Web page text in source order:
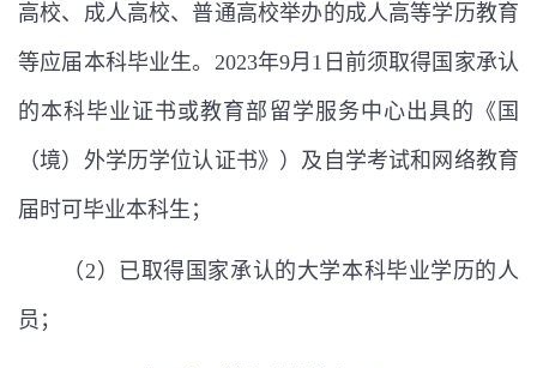
高校、成人高校、普通高校举办的成人高等学历教育
等应届本科毕业生。 2023年9月 1 日前须取得国家承认
的本科毕业证书或教育部留学服务中心出具的《国
（境）外学历学位认证书》）及自学考试和网络教育
届时可毕业本科生；
（2 ）已取得国家承认的大学本科毕业学历的人
员；